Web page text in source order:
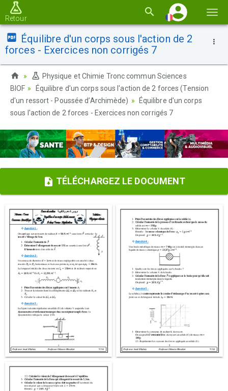
la
Retour
Équilibre d'un corps sous l'action de 2
forces - Exercices non corrigés 7
Physique et Chimie Tronc commun Sciences
BIOF
Équilibre d'un corps sous l'action de 2 forces (Tension
d'un ressort - Poussée d’Archimède)
Équilibre d'un corps
sous l'action de 2 forces - Exercices non corrigés 7
TÉLÉCHARGEZ LE DOCUMENT